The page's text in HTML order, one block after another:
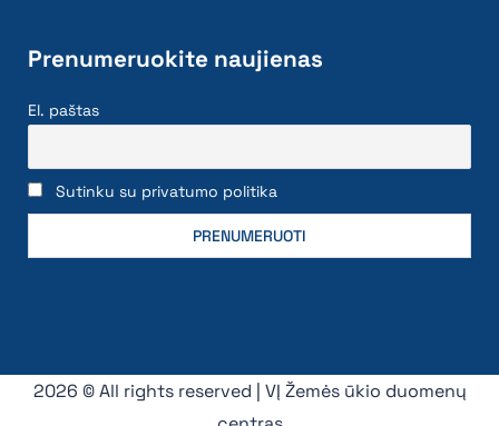
Prenumeruokite naujienas
El. paštas
Sutinku su privatumo politika
2026 © All rights reserved | VĮ Žemės ūkio duomenų